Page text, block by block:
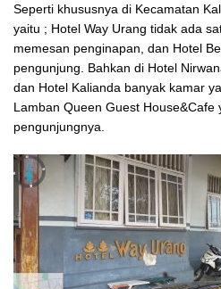
Seperti khususnya di Kecamatan
yaitu ; Hotel Way Urang tidak ada
memesan penginapan, dan Hotel
pengunjung. Bahkan di Hotel
dan Hotel Kalianda banyak kamar
Lamban Queen Guest House&Cafe
pengunjungnya.